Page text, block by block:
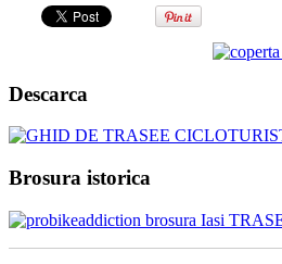
Descarca
Brosura istorica